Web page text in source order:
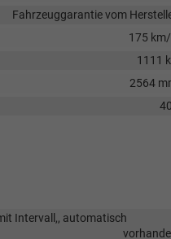
Fahrzeuggarantie vom
175
1111
2564
40 l
Intervall,, automatisch